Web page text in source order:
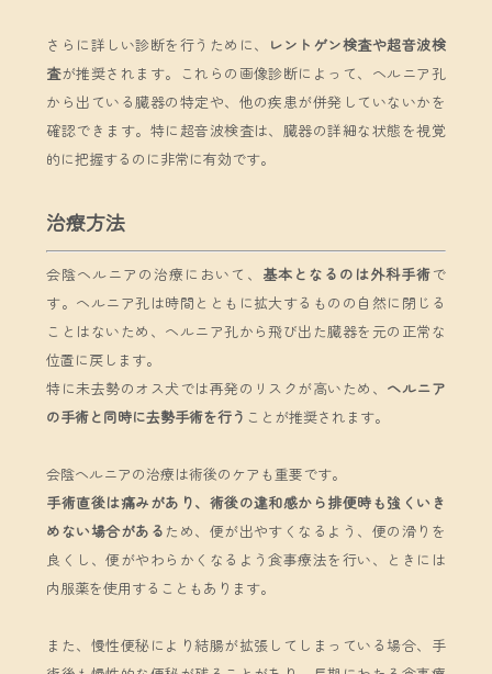
さらに詳しい診断を行うために、
レントゲン検査や超音波検
査が推奨されます。これらの画像診断によって、ヘルニア孔
から出ている臓器の特定や、他の疾患が併発していないかを
確認できます。特に超音波検査は、臓器の詳細な状態を視覚
的に把握するのに非常に有効です。
治療方法
会陰ヘルニアの治療において、 基本となるのは外科手術で
す。ヘルニア孔は時間とともに拡大するものの自然に閉じる
ことはないため、ヘルニア孔から飛び出た臓器を元の正常な
位置に戻します。
特に未去勢のオス犬では再発のリスクが高いため、 ヘルニア
の手術と同時に去勢手術を行う ことが推奨されます。
会陰ヘルニアの治療は術後のケアも重要です。
手術直後は痛みがあり、術後の違和感から排便時も強くいき
めない場合がある ため、便が出やすくなるよう、便の滑りを
良くし、便がやわらかくなるよう食事療法を行い、ときには
内服薬を使用することもあります。
また、慢性便秘により結腸が拡張してしまっている場合、手